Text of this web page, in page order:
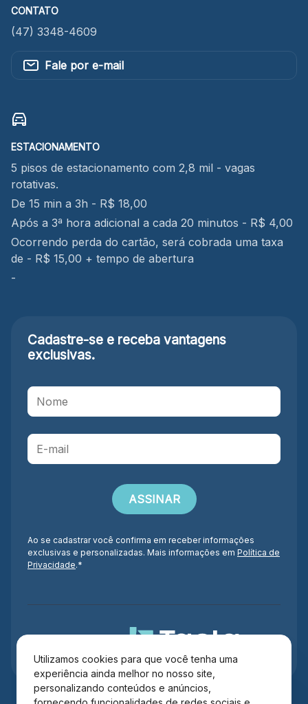
Utilizamos cookies para que você tenha uma
experiência ainda melhor no nosso site,
personalizando conteúdos e anúncios,
CONTATO
(47) 3348-4609
Fale por e-mail
ESTACIONAMENTO
5 pisos de estacionamento com 2,8 mil - vagas
rotativas.
De 15 min a 3h - R$ 18,00
Após a 3ª hora adicional a cada 20 minutos - R$ 4,00
Ocorrendo perda do cartão, será cobrada uma taxa
de - R$ 15,00 + tempo de abertura
-
Cadastre-se e receba vantagens
exclusivas.
Ao se cadastrar você confirma em receber informações
exclusivas e personalizadas. Mais informações em Política de
Privacidade.*